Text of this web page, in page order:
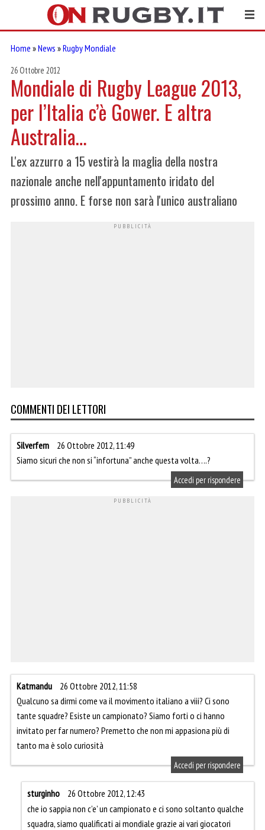
Home »News »Rugby Mondiale
26 Ottobre 2012
Mondiale di Rugby League 2013,
per l’Italia c’è Gower. E altra
Australia…
L'ex azzurro a 15 vestirà la maglia della nostra
nazionale anche nell'appuntamento iridato del
prossimo anno. E forse non sarà l'unico australiano
COMMENTI DEI LETTORI
Silverfern
26 Ottobre 2012, 11:49
Siamo sicuri che non si “infortuna” anche questa volta….?
Accedi per rispondere
Katmandu
26 Ottobre 2012, 11:58
Qualcuno sa dirmi come va il movimento italiano a viii? Ci sono
tante squadre? Esiste un campionato? Siamo forti o ci hanno
invitato per far numero? Premetto che non mi appasiona più di
tanto ma è solo curiosità
Accedi per rispondere
sturginho
26 Ottobre 2012, 12:43
che io sappia non c’e’ un campionato e ci sono soltanto qualche
squadra, siamo qualificati ai mondiale grazie ai vari giocatori